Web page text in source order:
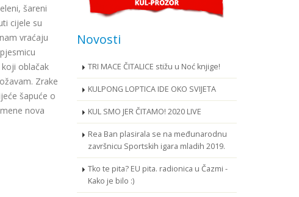
šareni
cijele su
vraćaju
oblačak
Zrake
šapuće o
nova
Novosti
TRI MACE ČITALICE stižu u Noć knjige!
KULPONG LOPTICA IDE OKO SVIJETA
KUL SMO JER ČITAMO! 2020 LIVE
Rea Ban plasirala se na međunarodnu
završnicu Sportskih igara mladih 2019.
Tko te pita? EU pita. radionica u Čazmi -
Kako je bilo :)